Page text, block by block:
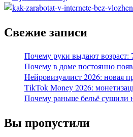
Свежие записи
Почему руки выдают
Почему в доме постоянно
Нейровизуалист 2026: новая
TikTok Money 2026:
Почему раньше бельё сушили
Вы пропустили